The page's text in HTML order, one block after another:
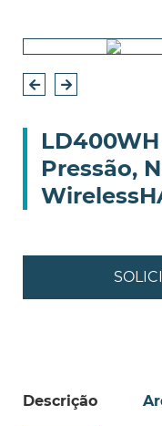
Pressão,
Descrição